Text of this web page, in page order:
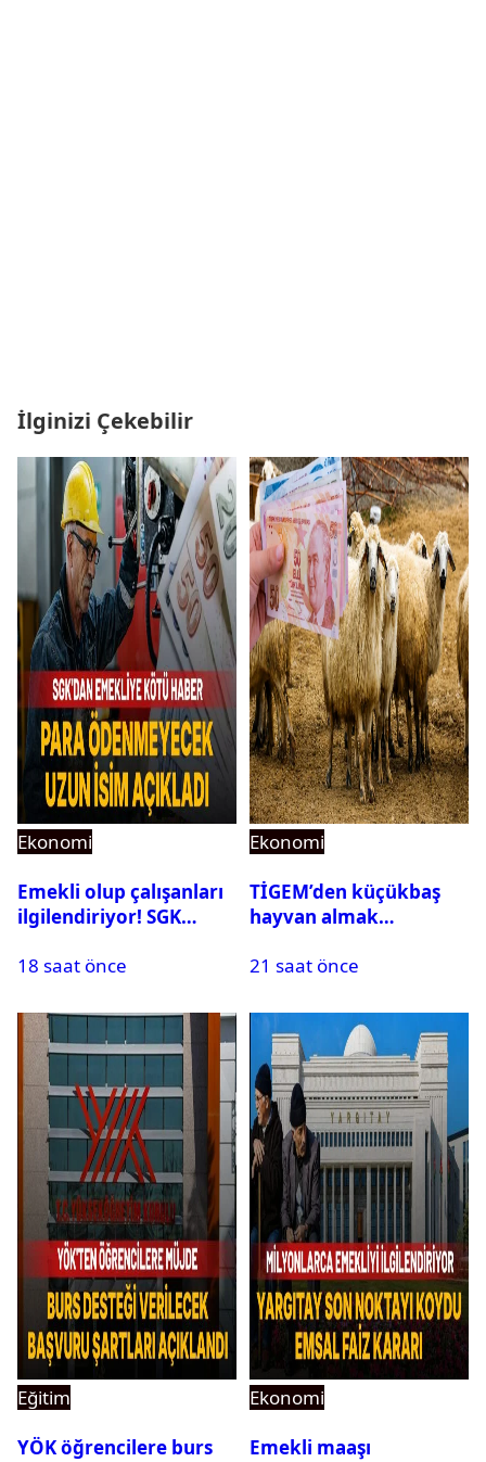
İlginizi Çekebilir
Ekonomi
Emekli olup çalışanları
ilgilendiriyor! SGK
18 saat önce
Ekonomi
TİGEM’den küçükbaş
hayvan almak
350 küçükbaş hayvan
muhammen bedeli
açıklandı
21 saat önce
Eğitim
YÖK öğrencilere burs
Ekonomi
Emekli maaşı